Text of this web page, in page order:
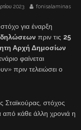
2023 fonisalaminas
για έναρξη
πριν τις 25
Αρχή Δημοσίων
φαίνεται
πριν τελειώσει ο
Σταϊκούρας, στόχος
από κάθε άλλη χρονιά η